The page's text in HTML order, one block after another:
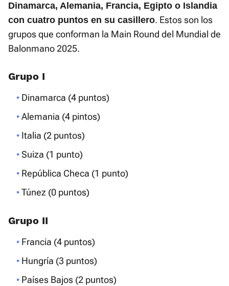
Dinamarca, Alemania, Francia, Egipto o Islandia
con cuatro puntos en su casillero. Estos son los
grupos que conforman la Main Round del Mundial de
Balonmano 2025.
Grupo I
Dinamarca (4 puntos)
Alemania (4 pintos)
Italia (2 puntos)
Suiza (1 punto)
República Checa (1 punto)
Túnez (0 puntos)
Grupo II
Francia (4 puntos)
Hungría (3 puntos)
Países Bajos (2 puntos)